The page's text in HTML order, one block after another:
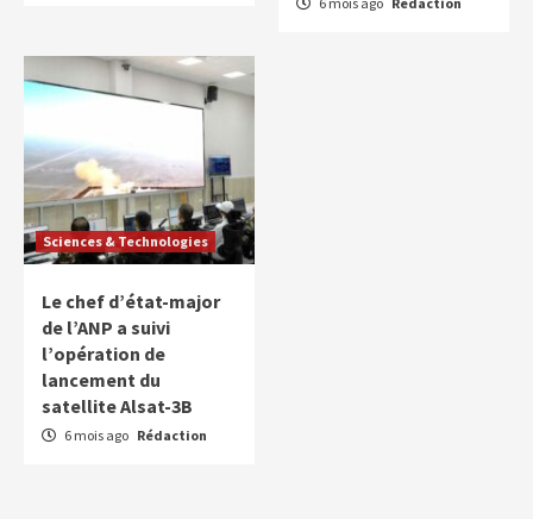
Sciences & Technologies
Le chef d’état-major
de l’ANP a suivi
l’opération de
lancement du
satellite Alsat-3B
6 mois ago Rédaction